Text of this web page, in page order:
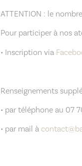
ATTENTION : le
Pour participer à nos
• Inscription via
Renseignements
• par téléphone au 07
• par mail à